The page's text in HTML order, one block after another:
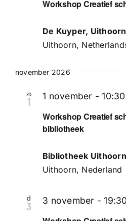
Workshop Creatief
De Kuyper, Uithoorn
Uithoorn,
november 2026
zo
1
Workshop Creatief
bibliotheek
1 november - 10:30
Bibliotheek Uithoorn
Uithoorn, Nederland
di
3 3 november - 19:30